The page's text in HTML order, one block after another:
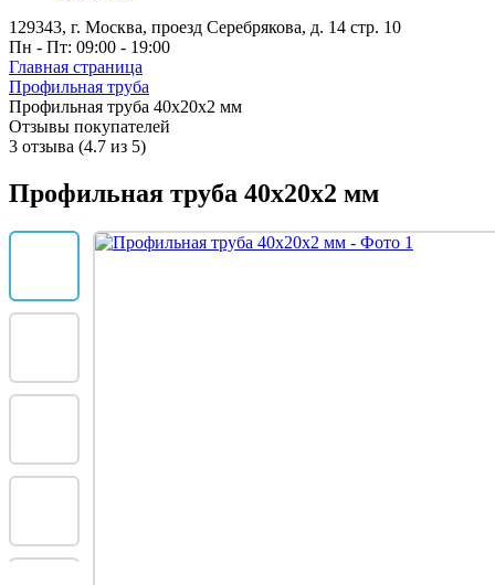
129343, г. Москва, проезд Серебрякова, д. 14 стр. 10
Пн - Пт: 09:00 - 19:00
Главная страница
Профильная труба
Профильная труба 40х20х2 мм
Отзывы покупателей
3 отзыва (4.7 из 5)
Профильная труба 40х20х2 мм